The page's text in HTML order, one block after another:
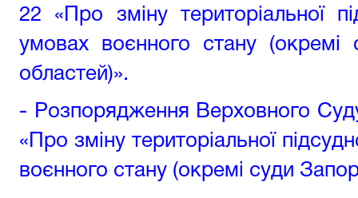
22 « Про зміну територіальної
умовах воєнного стану (окремі
областей)».
- Розпорядження Верховного
«Про зміну територіальної
воєнного стану (окремі суди